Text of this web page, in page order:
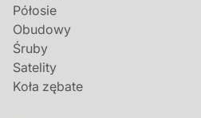
Półosie
Obudowy
Śruby
Satelity
Koła zębate